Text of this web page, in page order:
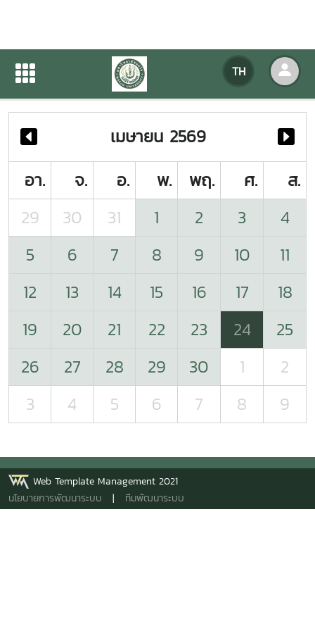
TH
ปฏิทินกิจกรรมของหน่วยงาน
ปฏิทินกิจกรรมของหน่วยงาน
เมษายน 2569
อา.
จ. อ. พ. พฤ. ศ.
ส.
29
30 31 1 2 3
4
5
6 7 8 9 10
11
12
13 14 15 16 17
18
19
20 21 22 23 24
25
26
27 28 29 30 1
2
3
4 5 6 7 8 9
Web Template Management 2021
นโยบายการพัฒนาระบบ | ทีมพัฒนาระบบ